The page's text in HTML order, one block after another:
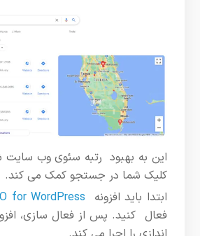
این به بهبود رتبه سئوی وب سایت
کلیک شما در جستجو کمک می کند.
ابتدا باید افزونه for WordPress
فعال کنید. پس از فعال سازی،